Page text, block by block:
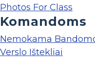
Photos For Class
Komandoms
Nemokama
Verslo Ištekliai